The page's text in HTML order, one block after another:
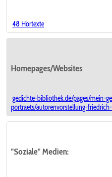
48 Hörtexte
Homepages/Websites
gedichte-bibliothek.de/pages/mein-
portraets/autorenvorstellung-
"Soziale" Medien: